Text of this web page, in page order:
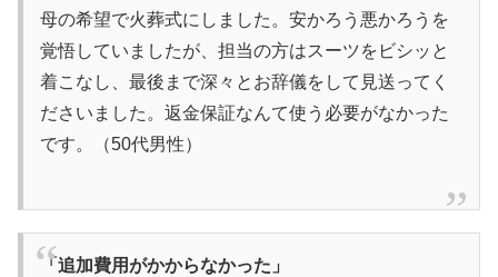
母の希望で火葬式にしました。安かろう悪かろうを
覚悟していましたが、担当の方はスーツをビシッと
着こなし、最後まで深々とお辞儀をして見送ってく
ださいました。返金保証なんて使う必要がなかった
です。（50代男性）
「追加費用がかからなかった」